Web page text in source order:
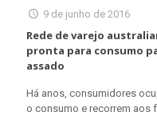
9 de junho de 2016
Rede de varejo
pronta para consumo
assado
Há anos, consumidores
o consumo e recorrem aos